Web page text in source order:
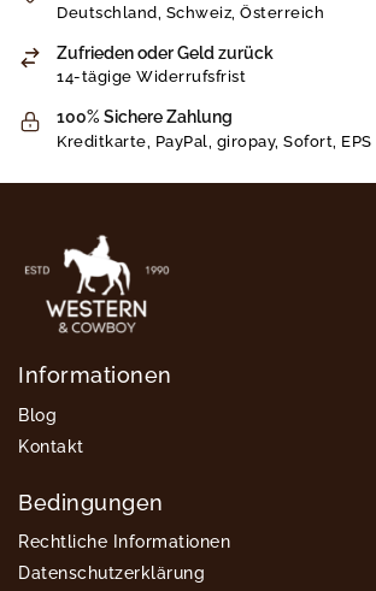
Deutschland, Schweiz, Österreich
Zufrieden oder Geld zurück
14-tägige Widerrufsfrist
100% Sichere Zahlung
Kreditkarte, PayPal, giropay, Sofort, EPS
Informationen
Blog
Kontakt
Bedingungen
Rechtliche Informationen
Datenschutzerklärung